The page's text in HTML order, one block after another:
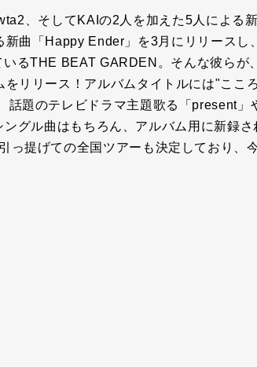
、そしてKAIの2人を加えた5人による新
曲「Happy Ender」を3月にリリースし
るTHE BEAT GARDEN。そんな彼らが
リリース！アルバムタイトルには"ここ
話題のテレビドラマ主題歌る「present」
グル曲はもちろん、アルバム用に新録さ
っ提げての全国ツアーも決定しており、